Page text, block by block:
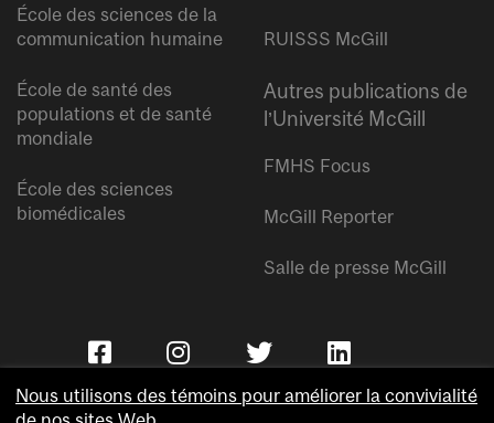
École des sciences de la
communication humaine
École de santé des
populations et de santé
mondiale
École des sciences
biomédicales
RUISSS McGill
Autres publications de
l’Université McGill
FMHS Focus
McGill Reporter
Salle de presse McGill
Nous utilisons des témoins pour améliorer la convivialité